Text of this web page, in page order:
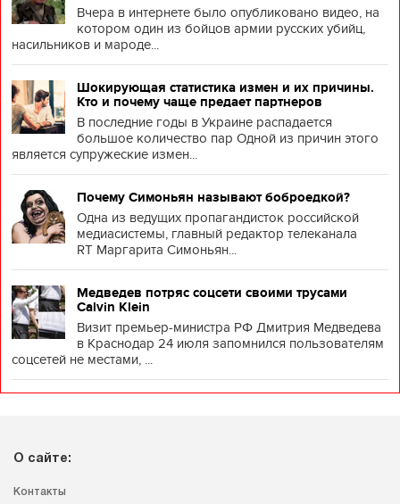
Вчера в интернете было опубликовано видео, на
котором один из бойцов армии русских убийц,
насильников и мароде...
Шокирующая статистика измен и их причины.
Кто и почему чаще предает партнеров
В последние годы в Украине распадается
большое количество пар Одной из причин этого
является супружеские измен...
Почему Симоньян называют боброедкой?
Одна из ведущих пропагандисток российской
медиасистемы, главный редактор телеканала
RT Маргарита Симоньян...
Медведев потряс соцсети своими трусами
Calvin Klein
Визит премьер-министра РФ Дмитрия Медведева
в Краснодар 24 июля запомнился пользователям
соцсетей не местами, ...
О сайте:
Контакты